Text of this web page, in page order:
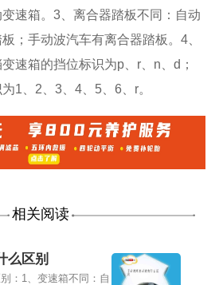
速箱。3、离合器踏板不同：自动
；手动波汽车有离合器踏板。4、
速箱的挡位标识为p、r、n、d；
1、2、3、4、5、6、r。
相关阅读
么区别
：1、变速箱不同：自